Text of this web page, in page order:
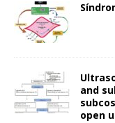
and
open